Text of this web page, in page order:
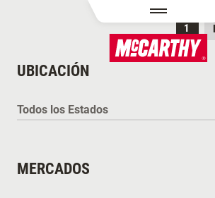
PASAR AL CONTENIDO PRINCIPAL
UBICACIÓN
MERCADOS
1
FILTRO